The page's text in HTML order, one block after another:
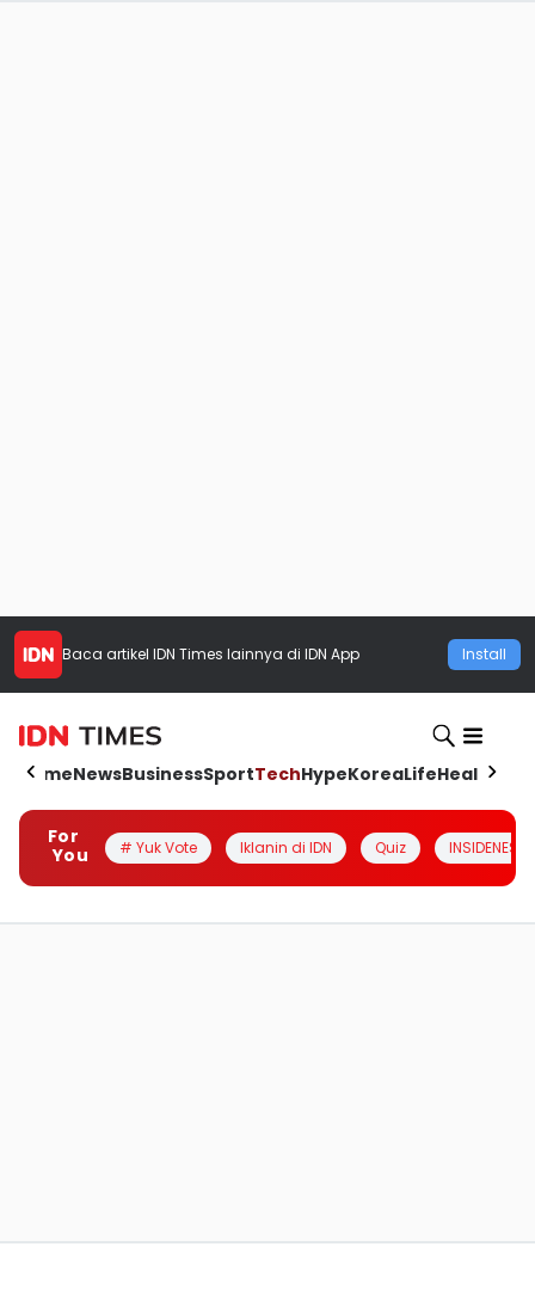
Baca artikel IDN Times lainnya di IDN App Install
HomeNewsBusinessSportTechHypeKoreaLifeHealth
For
You
# Yuk Vote Iklanin di IDN Quiz INSIDENESIA